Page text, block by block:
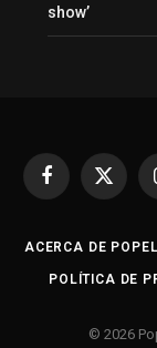
show’
Facebook
X
ACERCA DE
POLÍTICA DE
© 2026